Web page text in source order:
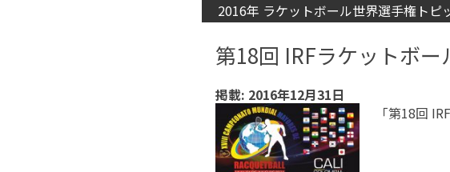
2016年 ラケットボール世界選手権トピ
第18回 IRFラケットボ
掲載: 2016年12月31日
「第18回